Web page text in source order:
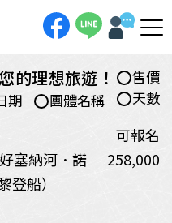
的理想旅遊！
售價
天數
團體名稱
期
可報名
塞納河．諾
船）
258,000